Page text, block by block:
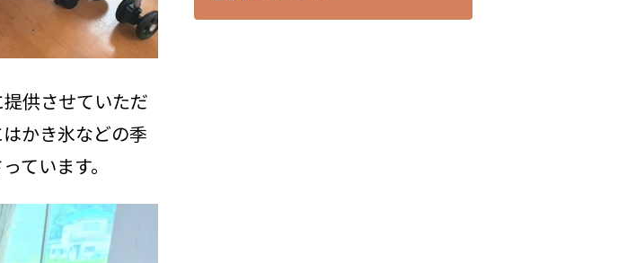
供させていただ
かき氷などの季
ています。